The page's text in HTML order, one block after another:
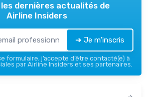
dernières actualités de
Airline Insiders
➔ Je m'inscris
formulaire, j’accepte d’être contacté(e) à
par Airline Insiders et ses partenaires.